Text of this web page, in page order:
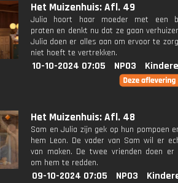
Het Muizenhuis: Afl. 49
Julia hoort haar moeder met een
praten en denkt nu dat ze gaan
Julia doen er alles aan om ervoor te
niet hoeft te vertrekken.
10-10-2024 07:05 NPO3
Het Muizenhuis: Afl. 48
Sam en Julia zijn gek op hun pompoen
hem Leon. De vader van Sam wil er
van maken. De twee vrienden doen er
om hem te redden.
09-10-2024 07:05 NPO3